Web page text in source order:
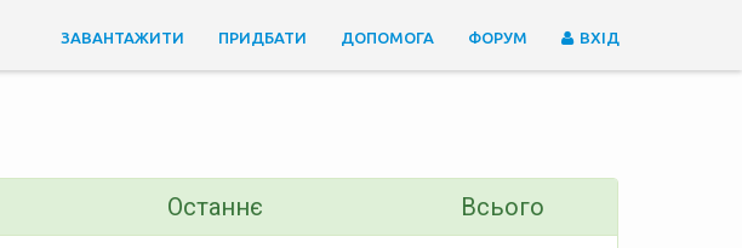
ЗАВАНТАЖИТИ ПРИДБАТИ ДОПОМОГА ФОРУМ ВХІД
Останнє Всього